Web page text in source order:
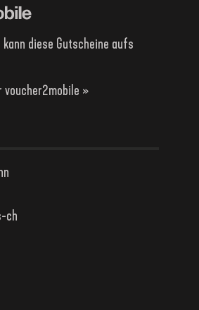
diese Gutscheine aufs
voucher2mobile »
ch